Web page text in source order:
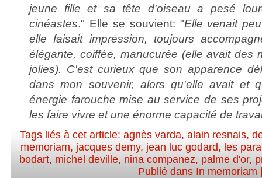
jeune fille et sa tête d'oiseau a pesé
cinéastes." Elle se souvient: "Elle venait
elle faisait impression, toujours
élégante, coiffée, manucurée (elle avait des
jolies). C'est curieux que son apparence
dans mon souvenir, alors qu'elle avait et
énergie farouche mise au service de ses
les faire vivre et une énorme capacité de
Tags liés à cet article:agnès varda,alain resnais,
memoriam, jacques demy, jean luc godard, les
bodart, michel deville, nina companez, palme d'or,
Publié dans In memoriam